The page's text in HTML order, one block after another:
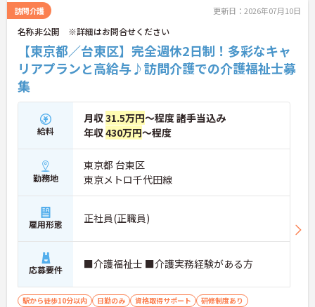
内に研修を受講できるなど教育体制も充実している
ため、介護職からケアマネジャーや管理職への着実
なステップアップが期待できます。定年65歳・再雇
用70歳までの継続雇用制度も完備されており、髪色
やネイルが原則自由といったご自身らしさを大切に
できる環境のもとで末永くご活躍いただけます。
・施設の業績や個人の評価に応じて賞与とは別に支
給される特別報酬制度があり、日々の頑張りが直接
・業務への取り組みやチームへの貢献度が公正に評
価される仕組みにより、高いモチベーションを維持
して働ける環境です。
【毎朝のミーティングで情報共有を徹底し、職種の
垣根を超えて協力し合える体制です 】
できる仕組みが構築されています。
・困った時もすぐに相談してフォローし合える風通
しの良い職場となっており、平均勤続年数7.2年とい
う高い定着率につながっています。
訪問介護 更新日：2026年07月10日
名称非公開 ※詳細はお問合せください
【東京都／台東区】完全週休2日制！多彩なキャ
リアプランと高給与♪訪問介護での介護福祉士募
集
給料
月収31.5万円～程度 諸手当込み
年収430万円～程度
勤務地
東京都 台東区
東京メトロ千代田線
雇用形態 正社員(正職員)
応募要件 ■介護福祉士 ■介護実務経験がある方
駅から徒歩10分以内 日勤のみ 資格取得サポート
研修制度あり